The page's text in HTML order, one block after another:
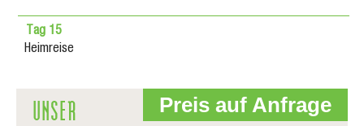
Tag 15
Heimreise
Preis auf Anfrage
UNSER